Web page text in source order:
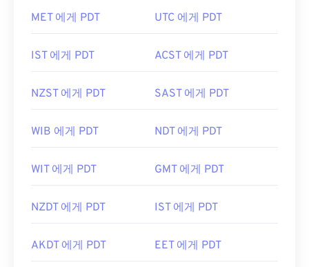
MET 에게 PDT UTC 에게 PDT
IST 에게 PDT ACST 에게 PDT
NZST 에게 PDT SAST 에게 PDT
WIB 에게 PDT NDT 에게 PDT
WIT 에게 PDT GMT 에게 PDT
NZDT 에게 PDT IST 에게 PDT
AKDT 에게 PDT EET 에게 PDT